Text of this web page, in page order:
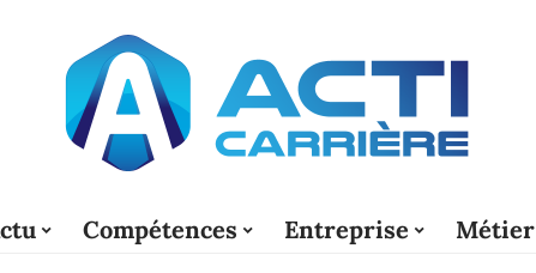
Compétences Entreprise Métier